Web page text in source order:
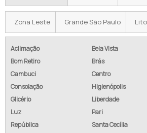
Zona Leste Grande São Paulo
Aclimação
Bela Vista
Bom Retiro
Brás
Cambuci
Centro
Consolação
Higienópolis
Glicério
Liberdade
Luz
Pari
República
Santa Cecília